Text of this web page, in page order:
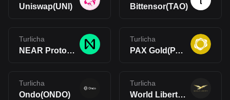
Uniswap(UNI) Bittensor(TAO)
Turlicha
NEAR Protocol(NEAR)
Turlicha
PAX Gold(PAXG)
Turlicha
Ondo(ONDO)
Turlicha
World Liberty Financial(WLFI)